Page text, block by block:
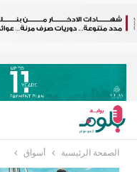
الصفحة الرئيسية أسواق